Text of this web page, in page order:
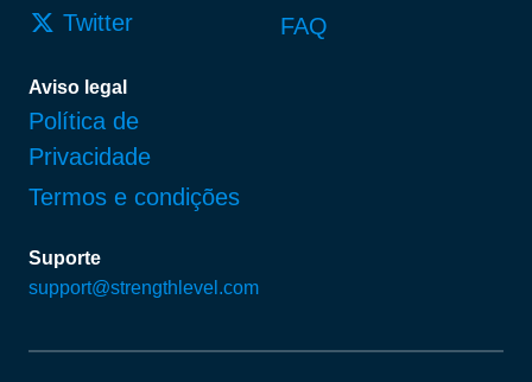
Twitter
FAQ
Aviso legal
Política de
Privacidade
Termos e condições
Suporte
support@strengthlevel.com